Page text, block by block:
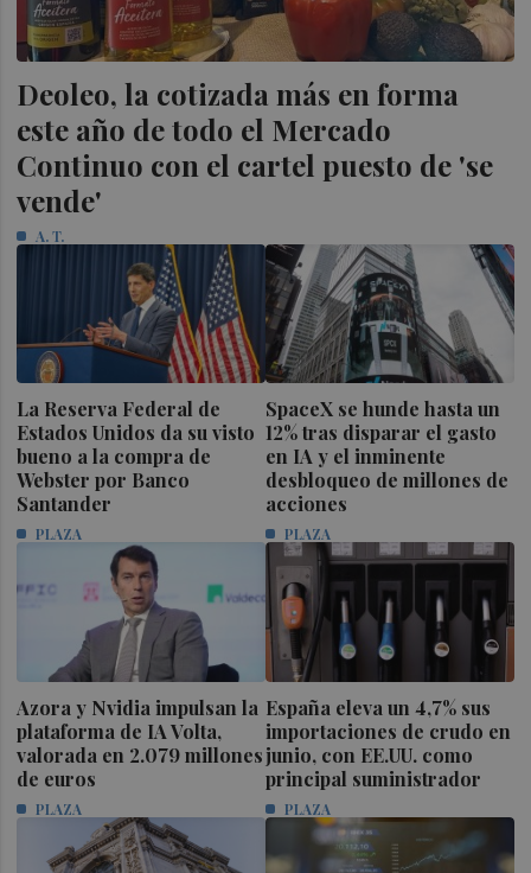
Deoleo, la cotizada más en forma
este año de todo el Mercado
Continuo con el cartel puesto de 'se
vende'
A. T.
La Reserva Federal de
Estados Unidos da su visto
bueno a la compra de
Webster por Banco
Santander
PLAZA
SpaceX se hunde hasta un
12% tras disparar el gasto
en IA y el inminente
desbloqueo de millones de
acciones
PLAZA
Azora y Nvidia impulsan la
plataforma de IA Volta,
valorada en 2.079 millones
de euros
PLAZA
España eleva un 4,7% sus
importaciones de crudo en
junio, con EE.UU. como
principal suministrador
PLAZA